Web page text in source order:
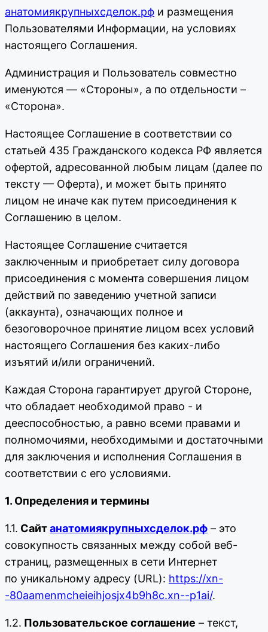
анатомиякрупныхсделок.рф и размещения
Пользователями Информации, на условиях
настоящего Соглашения.
Администрация и Пользователь совместно
именуются — «Стороны», а по отдельности –
«Сторона».
Настоящее Соглашение в соответствии со
статьей 435 Гражданского кодекса РФ является
офертой, адресованной любым лицам (далее по
тексту — Оферта), и может быть принято
лицом не иначе как путем присоединения к
Соглашению в целом.
Настоящее Соглашение считается
заключенным и приобретает силу договора
присоединения с момента совершения лицом
действий по заведению учетной записи
(аккаунта), означающих полное и
безоговорочное принятие лицом всех условий
настоящего Соглашения без каких-либо
изъятий и/или ограничений.
Каждая Сторона гарантирует другой Стороне,
что обладает необходимой право - и
дееспособностью, а равно всеми правами и
полномочиями, необходимыми и достаточными
для заключения и исполнения Соглашения в
соответствии с его условиями.
1. Определения и термины
1.1. Сайтанатомиякрупныхсделок.рф – это
совокупность связанных между собой веб-
страниц, размещенных в сети Интернет
по уникальному адресу (URL): https://xn-
-80aamenmcheieihjosjx4b9h8c.xn--p1ai/.
1.2. Пользовательское соглашение – текст,